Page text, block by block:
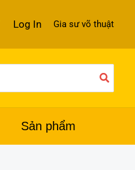
Log In Gia sư võ thuật
Sản phẩm